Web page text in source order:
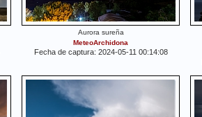
Aurora sureña
MeteoArchidona
Fecha de captura: 2024-05-11 00:14:08